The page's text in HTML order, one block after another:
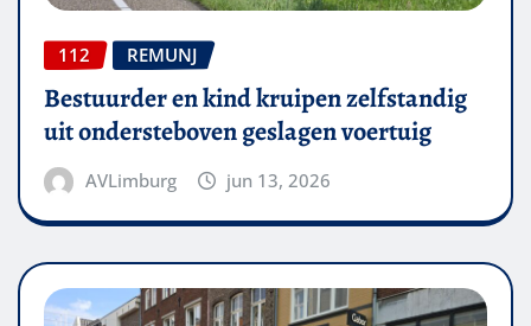
112 REMUNJ
Bestuurder en kind kruipen zelfstandig
uit ondersteboven geslagen voertuig
AVLimburg jun 13, 2026